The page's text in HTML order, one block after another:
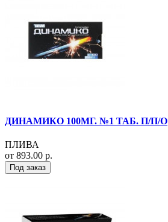
ДИНАМИКО 100МГ. №1 ТАБ. П/П/О
ПЛИВА
от 893.00 р.
Под заказ